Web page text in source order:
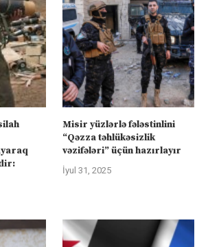
Misir yüzlərlə fələstinlini
“Qəzza təhlükəsizlik
vəzifələri” üçün hazırlayır
İyul 31, 2025